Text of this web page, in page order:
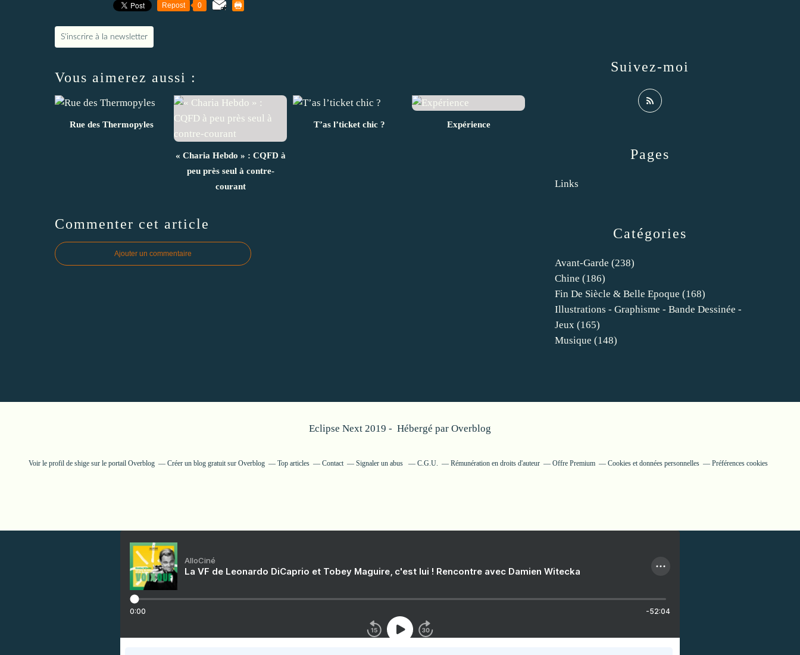
Repost 0
S'inscrire à la newsletter
Vous aimerez aussi :
Rue des Thermopyles
« Charia Hebdo » : CQFD à
peu près seul à contre-
courant
T’as l’ticket chic ? Expérience
Commenter cet article
Ajouter un commentaire
Catégories
Avant-Garde (238)
Chine (186)
Fin De Siècle & Belle Epoque (168)
Illustrations - Graphisme - Bande Dessinée -
Jeux (165)
Musique (148)
Pages
Links
Suivez-moi
Eclipse Next 2019 - Hébergé par Overblog
Voir le profil de shige sur le portail Overblog Créer un blog gratuit sur Overblog Top articles Contact Signaler un abus C.G.U. Rémunération en droits d'auteur Offre Premium Cookies et données personnelles Préférences cookies
AlloCiné
La VF de Leonardo DiCaprio et Tobey Maguire, c'est lui ! Rencontre avec Damien Witecka
0:00 -52:04